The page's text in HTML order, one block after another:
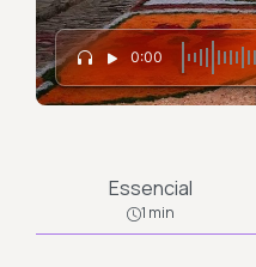
0:00
Essencial
1 min